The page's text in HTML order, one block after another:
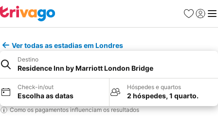
Favoritos
Iniciar
Ver todas as estadias em Londres
Destino
Residence Inn by Marriott London Bridge
Check-in/out
Escolha as datas
Hóspedes e quartos
2 hóspedes, 1 quarto.
Como os pagamentos influenciam os resultados